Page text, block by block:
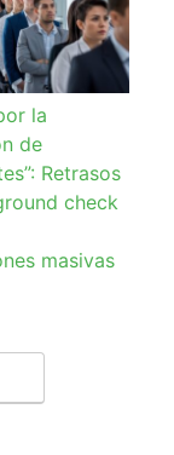
la
de
Retrasos
check
masivas